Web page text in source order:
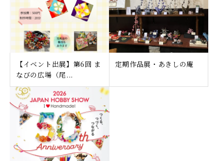
【イベント出展】第6回 ま
なびの広場（尾...
定期作品展・あきしの庵